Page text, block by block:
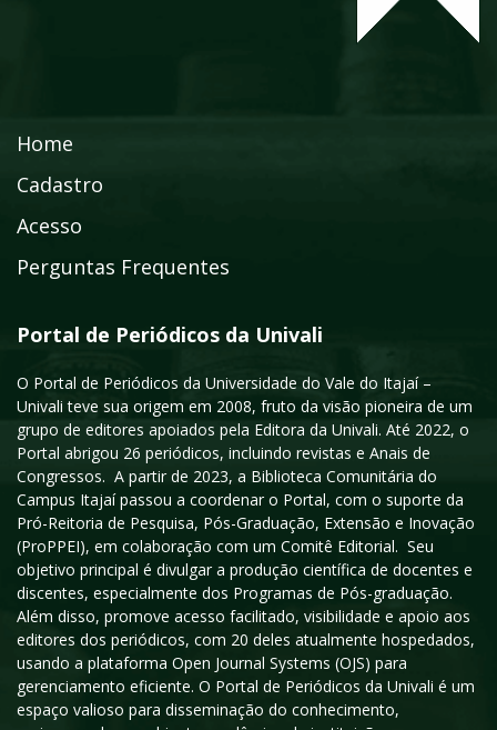
Home
Cadastro
Acesso
Perguntas Frequentes
Portal de Periódicos da Univali
O Portal de Periódicos da Universidade do Vale do Itajaí –
Univali teve sua origem em 2008, fruto da visão pioneira de um
grupo de editores apoiados pela Editora da Univali. Até 2022, o
Portal abrigou 26 periódicos, incluindo revistas e Anais de
Congressos. A partir de 2023, a Biblioteca Comunitária do
Campus Itajaí passou a coordenar o Portal, com o suporte da
Pró-Reitoria de Pesquisa, Pós-Graduação, Extensão e Inovação
(ProPPEI), em colaboração com um Comitê Editorial. Seu
objetivo principal é divulgar a produção científica de docentes e
discentes, especialmente dos Programas de Pós-graduação.
Além disso, promove acesso facilitado, visibilidade e apoio aos
editores dos periódicos, com 20 deles atualmente hospedados,
usando a plataforma Open Journal Systems (OJS) para
gerenciamento eficiente. O Portal de Periódicos da Univali é um
espaço valioso para disseminação do conhecimento,